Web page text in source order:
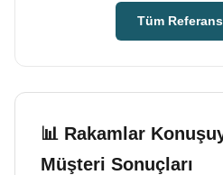
Tüm
📊 Rakamlar
Müşteri Sonuçları